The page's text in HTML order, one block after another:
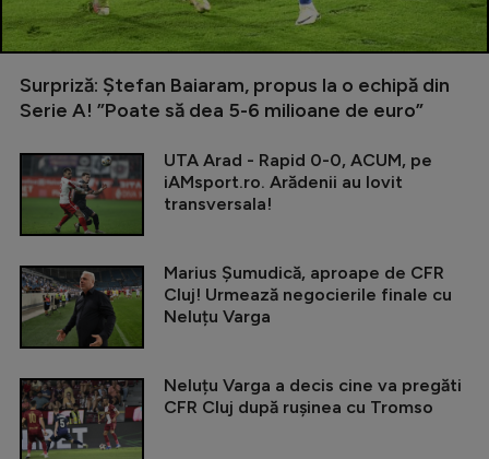
Surpriză: Ștefan Baiaram, propus la o echipă din
Serie A! ”Poate să dea 5-6 milioane de euro”
UTA Arad - Rapid 0-0, ACUM, pe
iAMsport.ro. Arădenii au lovit
transversala!
Marius Șumudică, aproape de CFR
Cluj! Urmează negocierile finale cu
Neluțu Varga
Neluțu Varga a decis cine va pregăti
CFR Cluj după rușinea cu Tromso